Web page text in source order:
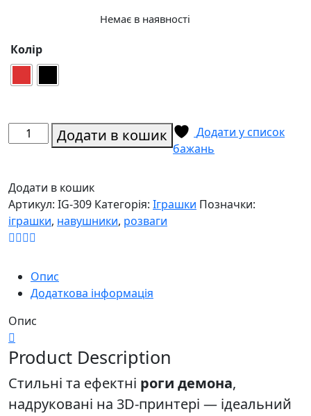
Немає в наявності
Колір
Роги
демона
кріпленням
на
навушники
кількість
Додати в кошик
Додати у список
бажань
Додати в кошик
Артикул: IG-309 Категорія: Іграшки Позначки:
іграшки, навушники, розваги
Опис
Додаткова інформація
Опис
Product Description
Стильні та ефектні роги демона,
надруковані на 3D-принтері — ідеальний